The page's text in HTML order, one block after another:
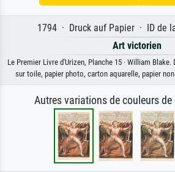
1794 · Druck auf Papier · ID de
Art victorien
Le Premier Livre d'Urizen, Planche 15 · William
sur toile, papier photo, carton aquarelle, papier
Autres variations de couleurs